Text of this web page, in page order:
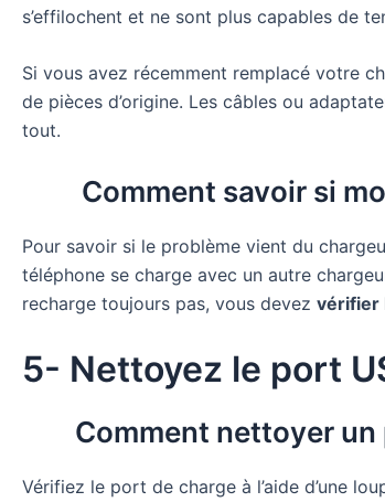
s’effilochent et ne sont plus capables de
Si vous avez récemment remplacé votre
de pièces d’origine. Les câbles ou
tout.
Comment savoir si
Pour savoir si le problème vient du
téléphone se charge avec un autre
recharge toujours pas, vous devez vérifier
5- Nettoyez le port
Comment nettoyer un
Vérifiez le port de charge à l’aide d’une